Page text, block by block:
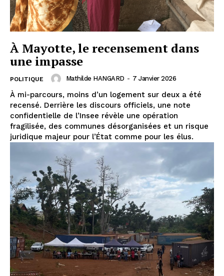
À Mayotte, le recensement dans
une impasse
POLITIQUE Mathilde HANGARD - 7 Janvier 2026
À mi-parcours, moins d’un logement sur deux a été
recensé. Derrière les discours officiels, une note
confidentielle de l’Insee révèle une opération
fragilisée, des communes désorganisées et un risque
juridique majeur pour l’État comme pour les élus.